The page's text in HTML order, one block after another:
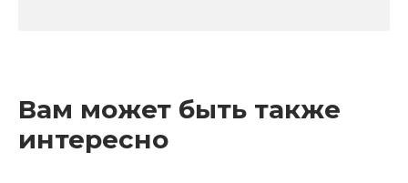
Вам может быть также
интересно